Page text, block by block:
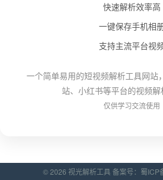
快速解析效率高
一键保存手机相
支持主流平台视
一个简单易用的短视频解析工具网站
站、小红书等平台的视频解
仅供学习交流使用
© 2026 视光解析工具 备案号： 蜀ICP